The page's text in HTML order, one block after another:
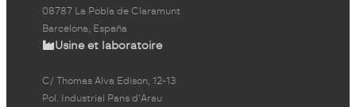
08787 La Pobla de Claramunt
Barcelona, España
Usine et laboratoire
C/ Thomas Alva Edison, 12-13
Pol. Industrial Pans d'Arau